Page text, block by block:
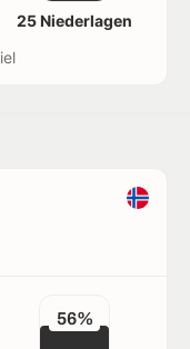
25 Niederlagen
56%